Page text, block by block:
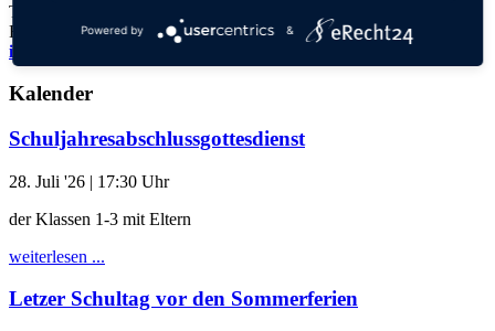
Tel.: 06221 73922-0
Fax: 06221 73922-11
info@thadden-grundschule.de
Kalender
Schuljahresabschlussgottesdienst
28. Juli '26 | 17:30 Uhr
der Klassen 1-3 mit Eltern
weiterlesen ...
Letzer Schultag vor den Sommerferien
Powered by &